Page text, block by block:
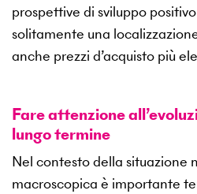
prospettive di sviluppo
solitamente una
anche prezzi d’acquisto più
Fare attenzione
lungo termine
Nel contesto della situazione
macroscopica è importante